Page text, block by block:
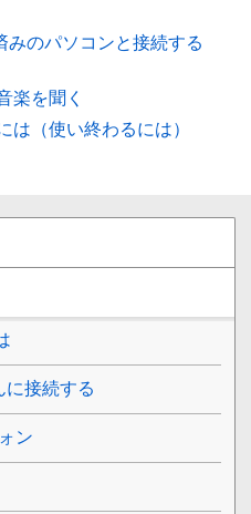
みのパソコンと接続する
楽を聞く
は（使い終わるには）
に接続する
ン